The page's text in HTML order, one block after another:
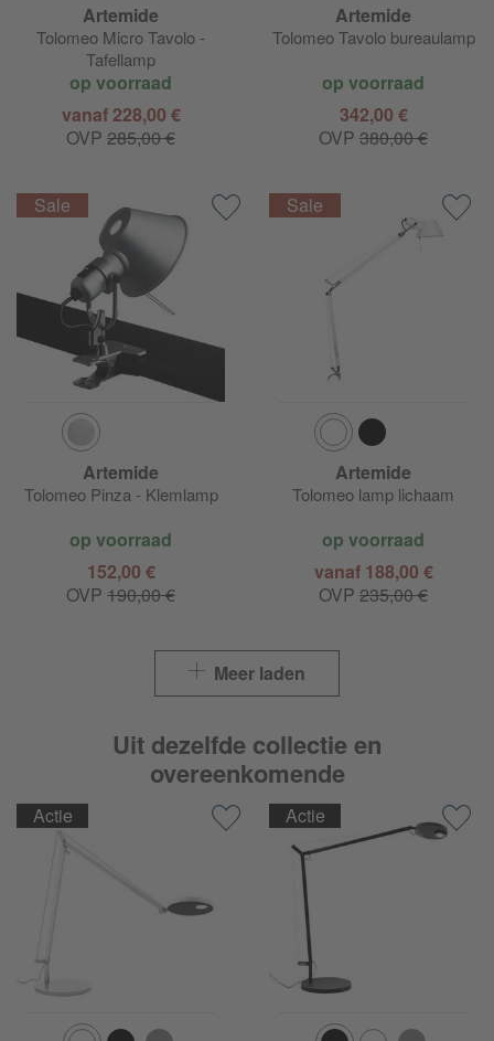
Artemide
Tolomeo Micro Tavolo -
Tafellamp
op voorraad
vanaf 228,00 €
OVP 285,00 €
Artemide
Tolomeo Tavolo bureaulamp
op voorraad
342,00 €
OVP 380,00 €
Artemide
Tolomeo Pinza - Klemlamp
op voorraad
152,00 €
OVP 190,00 €
Artemide
Tolomeo lamp lichaam
op voorraad
vanaf 188,00 €
OVP 235,00 €
Meer laden
Uit dezelfde collectie en
overeenkomende
Actie Actie